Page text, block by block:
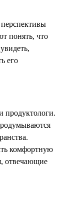
понять, что
его
продуктологи.
комфортную
отвечающие